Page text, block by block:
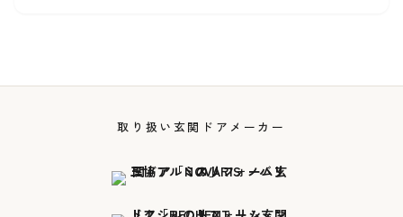
取り扱い玄関ドアメーカー